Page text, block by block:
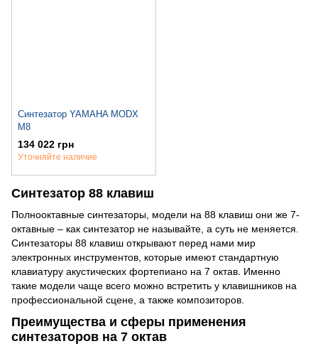
Синтезатор YAMAHA MODX
M8
134 022 грн
Уточняйте наличие
Синтезатор 88 клавиш
Полнооктавные синтезаторы, модели на 88 клавиш они же 7-
октавные – как синтезатор не называйте, а суть не меняется.
Синтезаторы 88 клавиш открывают перед нами мир
электронных инструментов, которые имеют стандартную
клавиатуру акустических фортепиано на 7 октав. Именно
такие модели чаще всего можно встретить у клавишников на
профессиональной сцене, а также композиторов.
Преимущества и сферы применения
синтезаторов на 7 октав